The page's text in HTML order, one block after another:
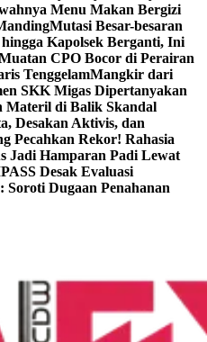
Menu Makan Bergizi
Mutasi Besar-besaran
Kapolsek Berganti, Ini
CPO Bocor di Perairan
TenggelamMangkir dari
SKK Migas Dipertanyakan
Materil di Balik Skandal
Desakan Aktivis, dan
Pecahkan Rekor! Rahasia
Jadi Hamparan Padi Lewat
Desak Evaluasi
Soroti Dugaan Penahanan